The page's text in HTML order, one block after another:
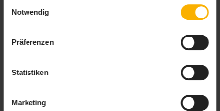
Cookies, wenn Sie unsere Webseite weiterhin nutzen.
Notwendig
Präferenzen
Statistiken
Marketing